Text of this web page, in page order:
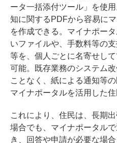
ータ一括添付ツール」を使
知に関するPDFから容易に
を作成できる。マイナポー
いファイルや、手数料等の
等を、個人ごとに名寄せし
可能。既存業務のシステム
ことなく、紙による通知等
マイナポータルを活用した
これにより、住民は、長期
場合でも、マイナポータル
き、回答や申請が必要な場